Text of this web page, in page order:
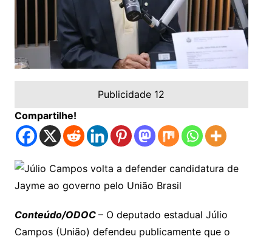
Publicidade 12
Compartilhe!
Conteúdo/ODOC – O deputado estadual Júlio
Campos (União) defendeu publicamente que o